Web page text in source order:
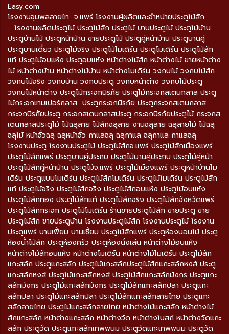
Easy.com
โรงงานจุมพลลายไท จ.แพร่ โรงงานผู้ผลิตและจำหน่ายประตูไม้สัก
: โรงงานผลิตประตูไม้ ประตูไม้สัก ประตูไม้ บานประตูไม้ ประตูไม้บ้าน
ประตูบ้านไม้ ประตูหน้าบ้าน ขายประตูไม้ ประตูคู่หน้าบ้าน ประตูบานคู่
ประตูบานเดี่ยว ประตูไม้จริง ประตูไม้โมเดิร์น ประตูโมเดิร์น ประตูไม้สัก
แท้ ประตูไม้อบแห้ง ประตูอบแห้ง หน้าต่างไม้สัก หน้าต่างไม้ ขายหน้าต่าง
ไม้ หน้าต่างบ้าน หน้าต่างไม้บ้าน หน้าต่างโมเดิร์น วงกบไม้ วงกบไม้สัก
วงกบไม้จริง วงกบบ้าน วงกบประตู วงกบหน้าต่าง วงกบไม้ประตู
วงกบไม้หน้าต่าง ประตูไม้กระจกนิรภัย ประตูไม้กระจกสเตนกลาส ประตู
ไม้กระจกเทมเปอร์กลาส ประตูกระจกนิรภัย ประตูกระจกสเตนกลาส
กระจกนิรภัยประตู กระจกสเตนกลาสประตู กระจกนิรภัยประตูไม้ กระจกส
เตนกลาสประตูไม้ ไม้ฉลุลาย ไม้สักฉลุลาย งานฉลุลาย ฉลุลายไม้ ไม้ฉลุ
ฉลุไม้ หน้าจั่วฉลุ ฉลุหน้าจั่ว กาแลฉลุ ฉลุกาแล ฉลุกาแล กาแลฉลุ
โรงงานประตู โรงงานประตูไม้ ประตูไม้สักจ.แพร่ ประตูไม้สักเมืองแพร่
ประตูไม้สักแพร่ ประตูบานคู่ประกบ ประตูไม้บานคู่ประกบ ประตูไม้คู่หน้า
ประตูไม้สักคู่หน้าบ้าน ประตูไม้จ.แพร่ ประตูไม้เมืองแพร่ ประตูหน้าบ้านโม
เดิร์น ประตูแบบโมเดิร์น ประตูไม้สักโมเดิร์น ประตูไม้โมเดิร์น ประตูไม้สัก
แท้ ประตูไม้จริง ประตูไม้สักจริง ประตูไม้สักอบแห้ง ประตูไม้อบแห้ง
ประตูไม้สักทอง ประตูไม้สักแท้ ประตูไม้สักจริง ประตูไม้สักจังหวัดแพร่
ประตูไม้สักกระจก ประตูไม้โมเดิร์น ร้านขายประตูไม้สัก ขายประตู ขาย
ประตูไม้สัก ขายประตูบ้าน โรงงานประตูไม้สัก โรงงานประตูไม้ โรงงาน
ประตูแพร่ บานเฟี้ยม บานเซี้ยม ประตูไม้สักแพร่ ประตูห้องนอนไม้ ประตู
ห้องน้ำไม้สัก ประตูห้องครัว ประตูห้องนั่งเล่น หน้าต่างไม้อบแห้ง
หน้าต่างไม้สักอบแห้ง หน้าต่างโมเดิร์น หน้าต่างไม้โมเดิร์น ประตูไม้สัก
แกะสลัก ประตูแกะสลัก ประตูไม้แกะสลักประตูไม้สักแกะสลักหงส์ ประตู
แกะสลักหงส์ ประตูไม้แกะสลักหงส์ ประตูไม้สักแกะสลักมังกร ประตูแกะ
สลักมังกร ประตูไม้แกะสลักมังกร ประตูไม้สักแกะสลักปลา ประตูแกะ
สลักปลา ประตูไม้แกะสลักปลา ประตูไม้สักแกะสลักลายไทย ประตูแกะ
สลักลายไทย ประตูไม้แกะสลักลายไทย หน้าต่างไม้แกะสลัก หน้าต่างไม้
สักแกะสลัก หน้าต่างแกะสลัก หน้าต่างวัด หน้าต่างโบสถ์ หน้าต่างวัดแกะ
สลัก ประตูวัด ประตูแกะสลักเทพพนม ประตูวัดแกะเทพพนม ประตูวัด